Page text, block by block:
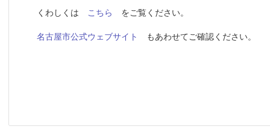
くわしくは こちら をご覧ください。
名古屋市公式ウェブサイト もあわせてご確認ください。